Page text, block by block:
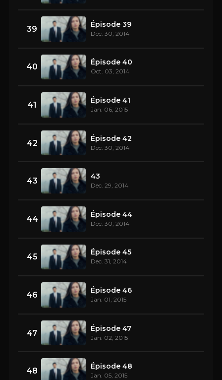
39 Épisode 39
Dec. 30, 2014
40 Épisode 40
Oct. 03, 2014
41 Épisode 41
Jan. 06, 2015
42 Épisode 42
Dec. 30, 2014
43 43
Dec. 29, 2014
44 Épisode 44
Dec. 30, 2014
45 Épisode 45
Dec. 31, 2014
46 Épisode 46
Jan. 01, 2015
47 Épisode 47
Jan. 02, 2015
48 Épisode 48
Jan. 05, 2015